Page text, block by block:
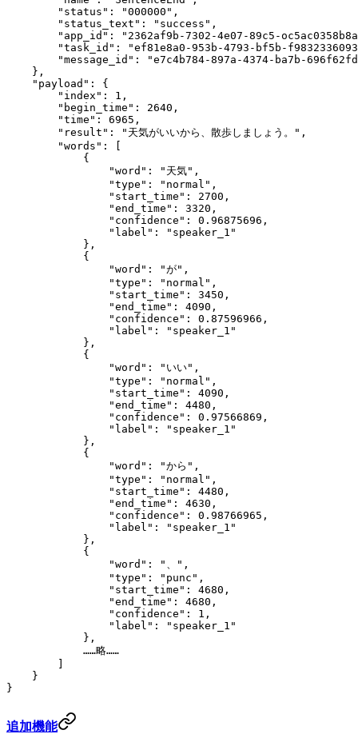
        "status"
: "000000" ,
        "status_text"
: "success" ,
        "app_id"
:
"2362af9b-7302-4e07-89c5-
        "task_id"
:
"ef81e8a0-953b-4793-bf5b-
        "message_id"
:
"e7c4b784-897a-4374-ba7b-
    },
    "payload"
: {
        "index"
: 1 ,
        "begin_time"
: 2640 ,
        "time"
: 6965 ,
        "result"
: "天気がいいから、散歩しましょう。" ,
        "words"
: [
            {
                "word"
: "天気" ,
                "type"
: "normal" ,
                "start_time"
: 2700 ,
                "end_time"
: 3320 ,
                "confidence"
: 0.96875696 ,
                "label"
:
"speaker_1"
            },
            {
                "word"
: "が" ,
                "type"
: "normal" ,
                "start_time"
: 3450 ,
                "end_time"
: 4090 ,
                "confidence"
: 0.87596966 ,
                "label"
:
"speaker_1"
            },
            {
                "word"
: "いい" ,
                "type"
: "normal" ,
                "start_time"
: 4090 ,
                "end_time"
: 4480 ,
                "confidence"
: 0.97566869 ,
                "label"
:
"speaker_1"
            },
            {
                "word"
: "から" ,
                "type"
: "normal" ,
                "start_time"
: 4480 ,
                "end_time"
: 4630 ,
                "confidence"
: 0.98766965 ,
                "label"
:
"speaker_1"
            },
            {
                "word"
: "、" ,
                "type"
: "punc" ,
                "start_time"
: 4680 ,
                "end_time"
: 4680 ,
                "confidence"
: 1 ,
                "label"
:
"speaker_1"
            },
            ……略……
    }
}
追加機能